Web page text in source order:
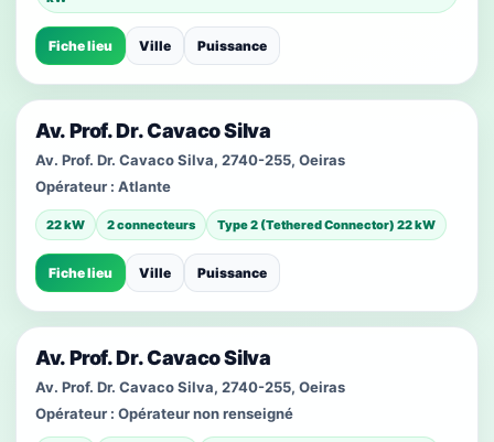
Fiche lieu Ville Puissance
Av. Prof. Dr. Cavaco Silva
Av. Prof. Dr. Cavaco Silva, 2740-255, Oeiras
Opérateur : Atlante
22 kW 2 connecteurs Type 2 (Tethered Connector) 22 kW
Fiche lieu Ville Puissance
Av. Prof. Dr. Cavaco Silva
Av. Prof. Dr. Cavaco Silva, 2740-255, Oeiras
Opérateur : Opérateur non renseigné